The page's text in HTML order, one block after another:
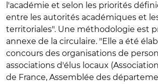
l'académie et selon les priorités
entre les autorités académiques et
territoriales". Une méthodologie est
annexe de la circulaire. "Elle a été
concours des organisations de
associations d'élus locaux
de France, Assemblée des